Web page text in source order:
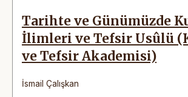
Tarihte ve Günümüzde
İlimleri ve Tefsir Usûlü
ve Tefsir Akademisi)
İsmail Çalışkan